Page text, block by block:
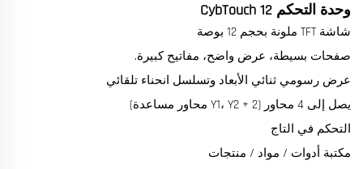
وحدة التحكم CybTouch 12
شاشة TFT ملونة بحجم 12 بوصة
صفحات بسيطة، عرض واضح، مفاتيح كبيرة.
عرض رسومي ثنائي الأبعاد وتسلسل انحناء تلقائي
يصل إلى 4 محاور (Y1، Y2 + 2 محاور مساعدة)
التحكم في التاج
مكتبة أدوات / مواد / منتجات